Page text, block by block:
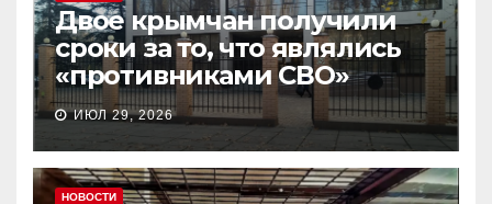
Двое крымчан получили
сроки за то, что являлись
«противниками СВО»
ИЮЛ 29, 2026
НОВОСТИ